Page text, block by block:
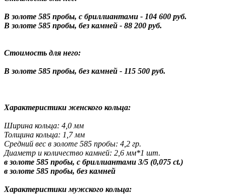
В золоте 585 пробы, с бриллиантами - 104 600 руб.
В золоте 585 пробы, без камней - 88 200 руб.
Стоимость для него:
В золоте 585 пробы, без камней - 115 500 руб.
Характеристики женского кольца:
Ширина кольца: 4,0 мм
Толщина кольца: 1,7 мм
Средний вес в золоте 585 пробы: 4,2 гр.
Диаметр и количество камней: 2,6 мм*1 шт.
в золоте 585 пробы, с бриллиантами 3/5 (0,075 ct.)
в золоте 585 пробы, без камней
Характеристики мужского кольца: